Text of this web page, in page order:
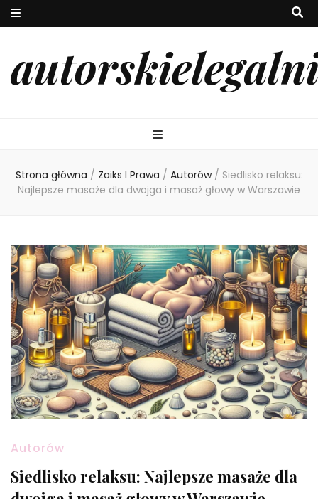
Strona główna / Zaiks I Prawa / Autorów / Siedlisko relaksu:
Najlepsze masaże dla dwojga i masaż głowy w Warszawie
Autorów
Siedlisko relaksu: Najlepsze masaże dla